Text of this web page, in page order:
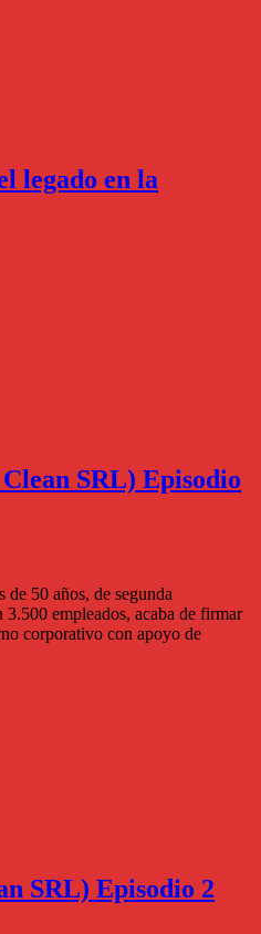
legado en la
SRL) Episodio
de 50 años, de segunda
empleados, acaba de firmar
corporativo con apoyo de
SRL) Episodio 2